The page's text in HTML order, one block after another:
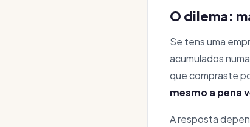
O dilema:
Se tens uma
acumulados
que compraste
mesmo a pena
A resposta